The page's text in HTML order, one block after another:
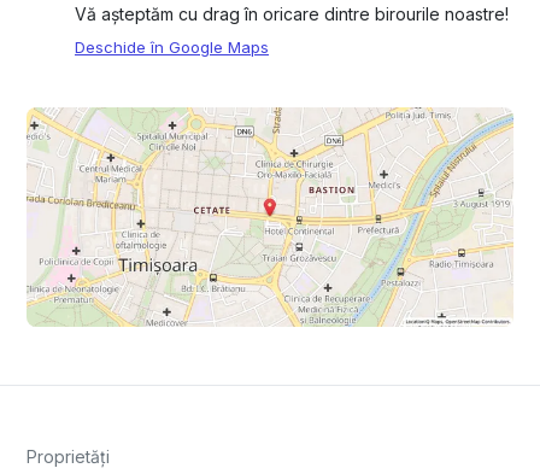
Vă așteptăm cu drag în oricare dintre birourile noastre!
Deschide în Google Maps
Proprietăți